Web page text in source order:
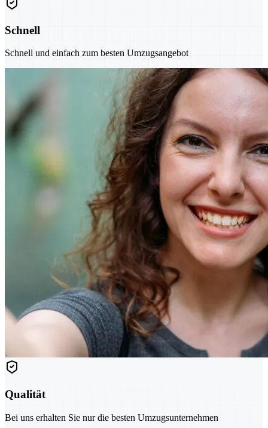
Schnell
Schnell und einfach zum besten Umzugsangebot
Qualität
Bei uns erhalten Sie nur die besten Umzugsunternehmen